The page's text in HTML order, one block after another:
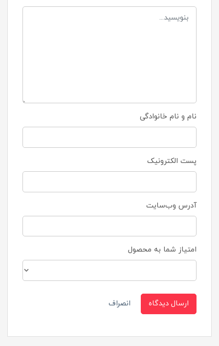
نام و نام خانوادگی
پست الکترونیک
آدرس وب‌سایت
امتیاز شما به محصول
ارسال دیدگاه انصراف